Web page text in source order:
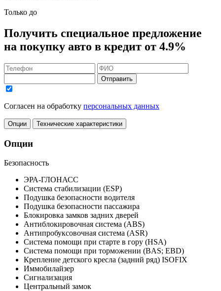
Только до
Получить специальное предложение
на покупку авто в кредит от 4.9%
Отправить
Согласен на обработку персональных данных
Опции Технические характеристики
Опции
Безопасность
ЭРА-ГЛОНАСС
Система стабилизации (ESP)
Подушка безопасности водителя
Подушка безопасности пассажира
Блокировка замков задних дверей
Антиблокировочная система (ABS)
Антипробуксовочная система (ASR)
Система помощи при старте в гору (HSA)
Система помощи при торможении (BAS; EBD)
Крепление детского кресла (задний ряд) ISOFIX
Иммобилайзер
Сигнализация
Центральный замок